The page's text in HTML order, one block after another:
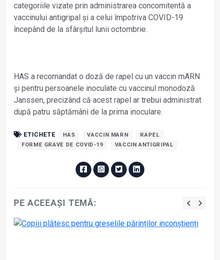
categoriile vizate prin administrarea concomitentă a
vaccinului antigripal şi a celui împotriva COVID-19
începând de la sfârşitul lunii octombrie.
HAS a recomandat o doză de rapel cu un vaccin mARN
şi pentru persoanele inoculate cu vaccinul monodoză
Janssen, precizând că acest rapel ar trebui administrat
după patru săptămâni de la prima inoculare.
ETICHETE HAS VACCIN MARN
RAPEL
FORME GRAVE DE COVID-19
VACCIN ANTIGRIPAL
PE ACEEAȘI TEMĂ: